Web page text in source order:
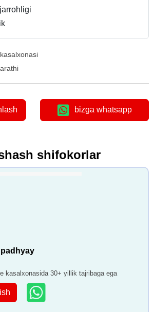
bizga whatsapp
shifokorlar
kasalxonasida 30+ yillik tajribaga ega